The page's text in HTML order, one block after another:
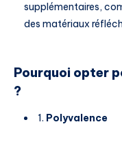
supplémentaires,
des matériaux
Pourquoi opter
?
1. Polyvalence